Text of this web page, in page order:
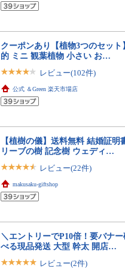
クーポンあり【植物3つのセッ
的 ミニ 観葉植物 小さい お…
レビュー(102件)
公式 ＆Green 楽天市場店
【植樹の儀】送料無料 結婚証
リーブの樹 記念樹 ウェディ…
レビュー(22件)
makusaku-giftshop
＼エントリーでP10倍！要バナ
べる現品発送 大型 幹太 開店…
レビュー(2件)